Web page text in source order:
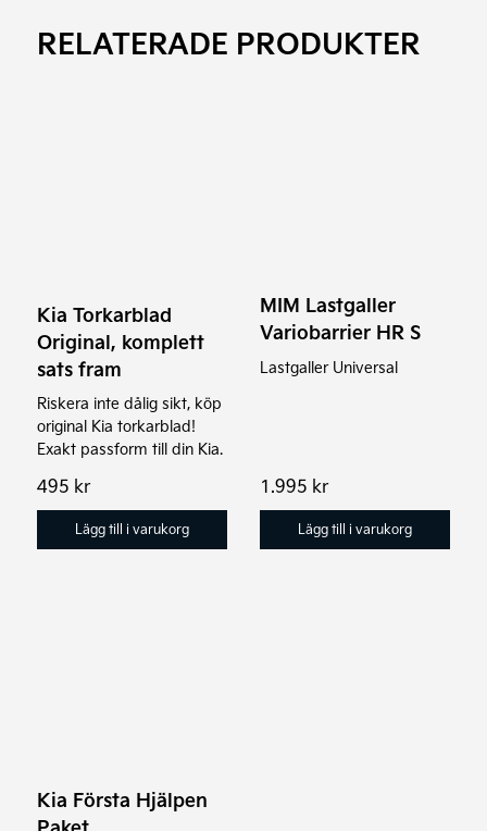
RELATERADE PRODUKTER
Kia Torkarblad
Original, komplett
sats fram
Riskera inte dålig sikt, köp
original Kia torkarblad!
Exakt passform till din Kia.
495 kr
Lägg till i varukorg
MIM Lastgaller
Variobarrier HR S
Lastgaller Universal
1.995 kr
Lägg till i varukorg
Kia Första Hjälpen